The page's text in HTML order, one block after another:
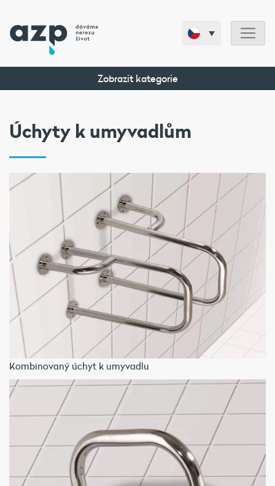
Zobrazit kategorie
Úchyty k umyvadlům
Kombinovaný úchyt k umyvadlu